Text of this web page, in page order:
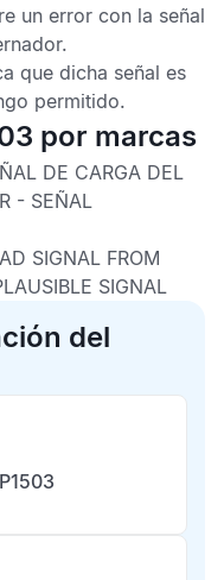
un error con la señal
que dicha señal es
permitido.
por marcas
DE CARGA DEL
- SEÑAL
SIGNAL FROM
SIGNAL
del